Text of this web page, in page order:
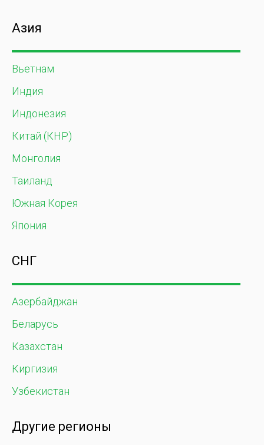
Азия
Вьетнам
Индия
Индонезия
Китай (КНР)
Монголия
Таиланд
Южная Корея
Япония
СНГ
Азербайджан
Беларусь
Казахстан
Киргизия
Узбекистан
Другие регионы